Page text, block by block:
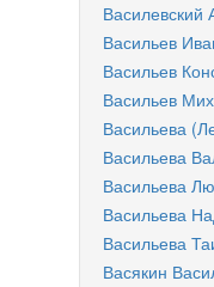
Василевский
Васильев
Васильев
Васильев
Васильева
Васильева
Васильева
Васильева
Васильева
Васякин